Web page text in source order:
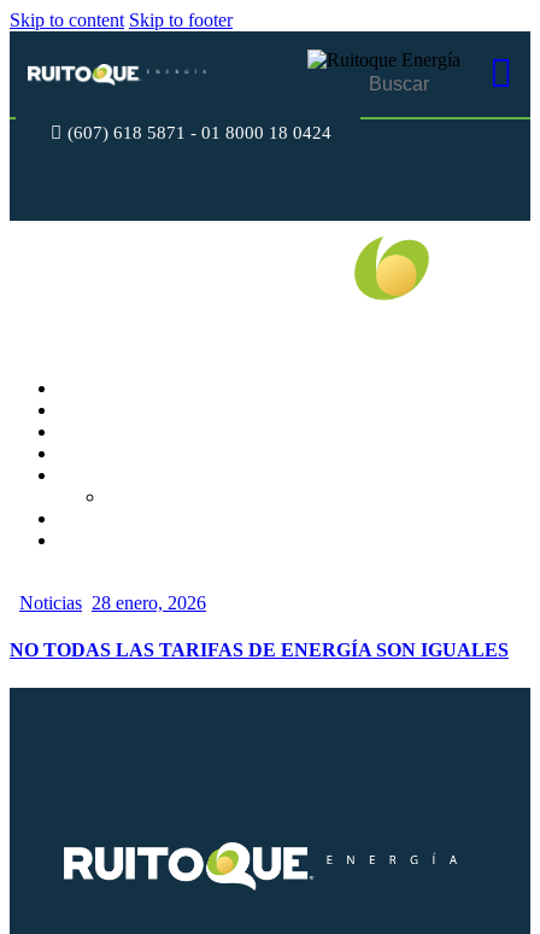
Skip to content Skip to footer
(607) 618 5871 - 01 8000 18 0424
Noticias 28 enero, 2026
NO TODAS LAS TARIFAS DE ENERGÍA SON IGUALES